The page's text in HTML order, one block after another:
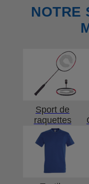
NOTRE
Sport de
raquettes